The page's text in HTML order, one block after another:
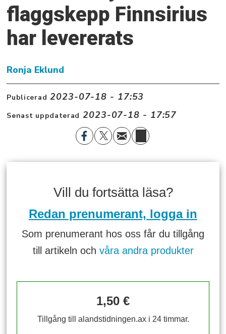
flaggskepp Finnsirius
har levererats
Ronja Eklund
Publicerad 2023-07-18 - 17:53
Senast uppdaterad 2023-07-18 - 17:57
Vill du fortsätta läsa?
Redan prenumerant, logga in
Som prenumerant hos oss får du tillgång
till artikeln och våra andra produkter
1,50 €
Tillgång till alandstidningen.ax i 24 timmar.